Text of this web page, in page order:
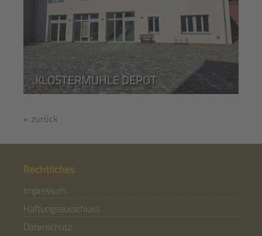
KLOSTERMÜHLE DEPOT
« zurück
Rechtliches
Impressum
Haftungsausschluss
Datenschutz